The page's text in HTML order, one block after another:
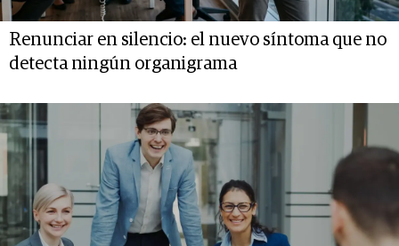
Renunciar en silencio: el nuevo síntoma que no
detecta ningún organigrama